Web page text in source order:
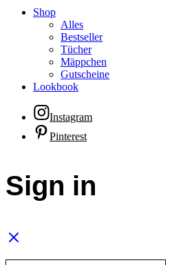
Shop
Alles
Bestseller
Tücher
Mäppchen
Gutscheine
Lookbook
Instagram
Pinterest
Sign in